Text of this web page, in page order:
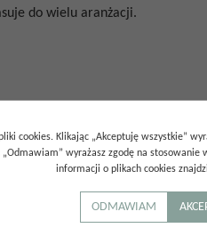
do wielu aranżacji.
charakteryzuje się wysoką
gres można stosować
cookies. Klikając „Akceptuję wszystkie”
wyrażasz zgodę na stosowanie
informacji o plikach cookies
ODMAWIAM